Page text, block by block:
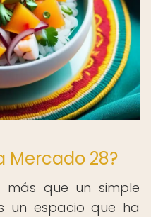
Mercado 28?
más que un simple
un espacio que ha